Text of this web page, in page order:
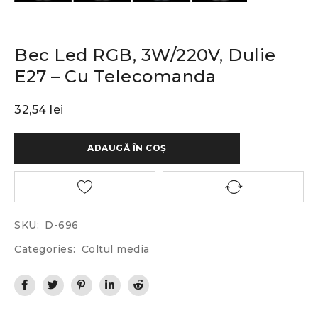
Bec Led RGB, 3W/220V, Dulie
E27 – Cu Telecomanda
32,54 lei
ADAUGĂ ÎN COȘ
SKU: D-696
Categories: Coltul media